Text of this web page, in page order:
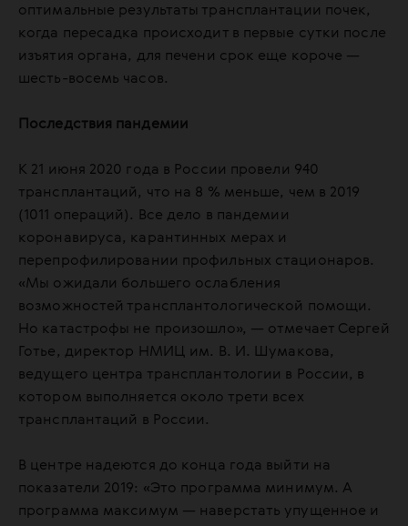
оптимальные результаты трансплантации почек,
когда пересадка происходит в первые сутки после
изъятия органа, для печени срок еще короче —
шесть-восемь часов.
Последствия пандемии
К 21 июня 2020 года в России провели 940
трансплантаций, что на 8 % меньше, чем в 2019
(1011 операций). Все дело в пандемии
коронавируса, карантинных мерах и
перепрофилировании профильных стационаров.
«Мы ожидали большего ослабления
возможностей трансплантологической помощи.
Но катастрофы не произошло», — отмечает Сергей
Готье, директор НМИЦ им. В. И. Шумакова,
ведущего центра трансплантологии в России, в
котором выполняется около трети всех
трансплантаций в России.
В центре надеются до конца года выйти на
показатели 2019: «Это программа минимум. А
программа максимум — наверстать упущенное и